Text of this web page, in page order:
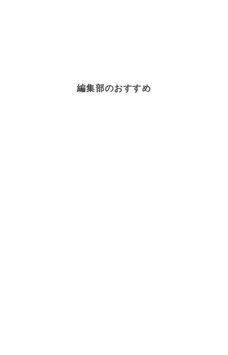
編集部のおすすめ